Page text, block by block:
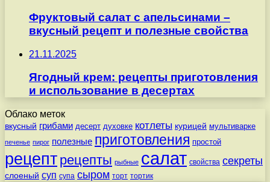
Фруктовый салат с апельсинами –
вкусный рецепт и полезные свойства
21.11.2025
Ягодный крем: рецепты приготовления
и использование в десертах
Облако меток
вкусный грибами десерт духовке котлеты курицей мультиварке
печенье пирог полезные приготовления простой
рецепт рецепты рыбные салат свойства секреты
слоеный суп супа сыром торт тортик